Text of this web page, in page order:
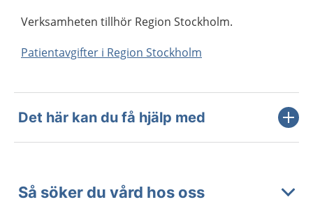
Verksamheten tillhör Region Stockholm.
Patientavgifter i Region Stockholm
Det här kan du få hjälp med
Så söker du vård hos oss